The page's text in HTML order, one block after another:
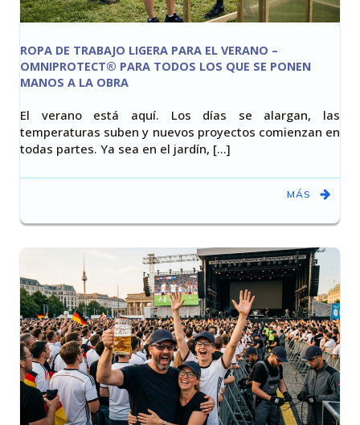
ROPA DE TRABAJO LIGERA PARA EL VERANO –
OMNIPROTECT® PARA TODOS LOS QUE SE PONEN
MANOS A LA OBRA
El verano está aquí. Los días se alargan, las
temperaturas suben y nuevos proyectos comienzan en
todas partes. Ya sea en el jardín, [...]
MÁS